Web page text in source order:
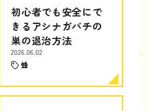
初心者でも安全にで
きるアシナガバチの
巣の退治方法
2026.06.02
蜂